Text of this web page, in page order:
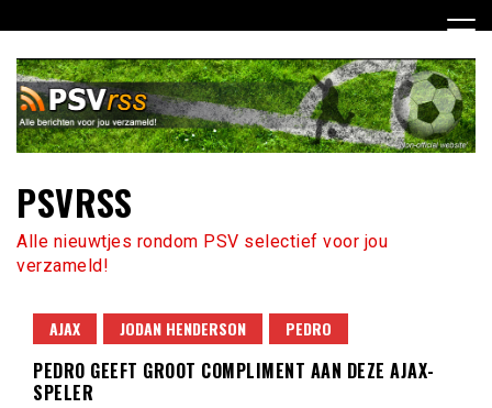
naar
inhoud
PSVRSS
Alle nieuwtjes rondom PSV selectief voor jou
verzameld!
AJAX JODAN HENDERSON PEDRO
PEDRO GEEFT GROOT COMPLIMENT AAN DEZE AJAX-
SPELER